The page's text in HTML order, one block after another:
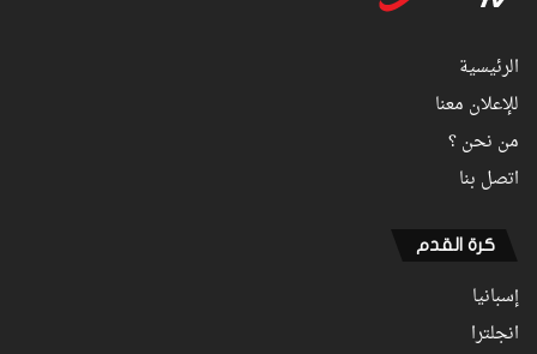
الرئيسية
للإعلان معنا
من نحن ؟
اتصل بنا
كرة القدم
إسبانيا
انجلترا